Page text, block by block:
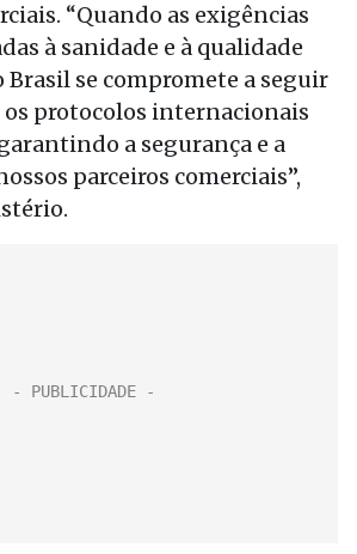
“Quando as exigências
à sanidade e à qualidade
Brasil se compromete a seguir
protocolos internacionais
a segurança e a
parceiros comerciais”,